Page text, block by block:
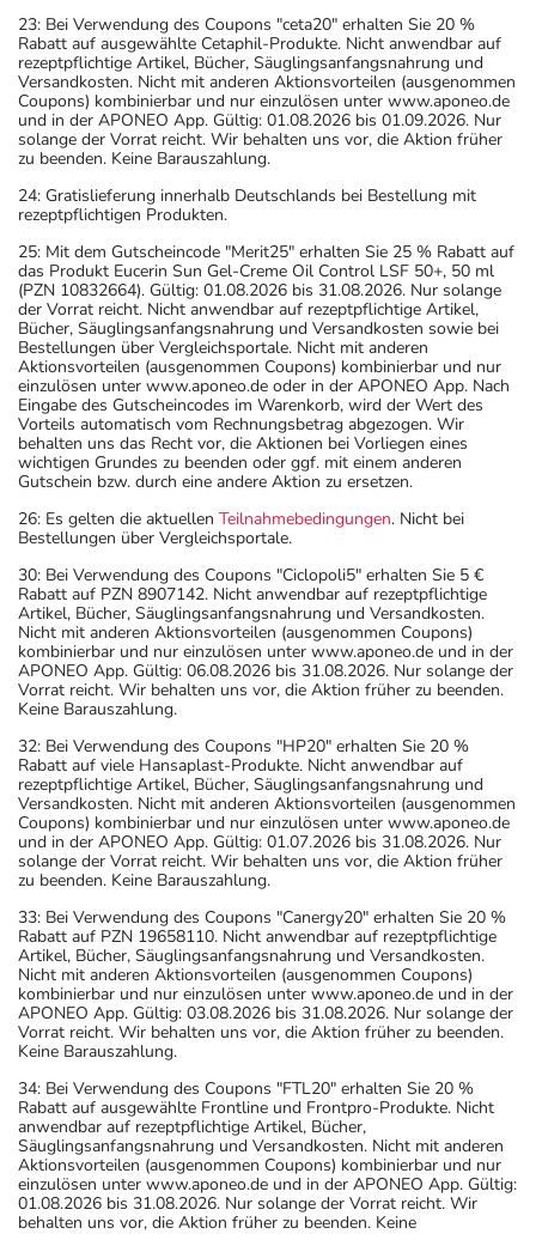
23: Bei Verwendung des Coupons "ceta20" erhalten Sie 20 %
Rabatt auf ausgewählte Cetaphil-Produkte. Nicht anwendbar auf
rezeptpflichtige Artikel, Bücher, Säuglingsanfangsnahrung und
Versandkosten. Nicht mit anderen Aktionsvorteilen (ausgenommen
Coupons) kombinierbar und nur einzulösen unter www.aponeo.de
und in der APONEO App. Gültig: 01.08.2026 bis 01.09.2026. Nur
solange der Vorrat reicht. Wir behalten uns vor, die Aktion früher
zu beenden. Keine Barauszahlung.
24: Gratislieferung innerhalb Deutschlands bei Bestellung mit
rezeptpflichtigen Produkten.
25: Mit dem Gutscheincode "Merit25" erhalten Sie 25 % Rabatt auf
das Produkt Eucerin Sun Gel-Creme Oil Control LSF 50+, 50 ml
(PZN 10832664). Gültig: 01.08.2026 bis 31.08.2026. Nur solange
der Vorrat reicht. Nicht anwendbar auf rezeptpflichtige Artikel,
Bücher, Säuglingsanfangsnahrung und Versandkosten sowie bei
Bestellungen über Vergleichsportale. Nicht mit anderen
Aktionsvorteilen (ausgenommen Coupons) kombinierbar und nur
einzulösen unter www.aponeo.de oder in der APONEO App. Nach
Eingabe des Gutscheincodes im Warenkorb, wird der Wert des
Vorteils automatisch vom Rechnungsbetrag abgezogen. Wir
behalten uns das Recht vor, die Aktionen bei Vorliegen eines
wichtigen Grundes zu beenden oder ggf. mit einem anderen
Gutschein bzw. durch eine andere Aktion zu ersetzen.
26: Es gelten die aktuellen Teilnahmebedingungen. Nicht bei
Bestellungen über Vergleichsportale.
30: Bei Verwendung des Coupons "Ciclopoli5" erhalten Sie 5 €
Rabatt auf PZN 8907142. Nicht anwendbar auf rezeptpflichtige
Artikel, Bücher, Säuglingsanfangsnahrung und Versandkosten.
Nicht mit anderen Aktionsvorteilen (ausgenommen Coupons)
kombinierbar und nur einzulösen unter www.aponeo.de und in der
APONEO App. Gültig: 06.08.2026 bis 31.08.2026. Nur solange der
Vorrat reicht. Wir behalten uns vor, die Aktion früher zu beenden.
Keine Barauszahlung.
32: Bei Verwendung des Coupons "HP20" erhalten Sie 20 %
Rabatt auf viele Hansaplast-Produkte. Nicht anwendbar auf
rezeptpflichtige Artikel, Bücher, Säuglingsanfangsnahrung und
Versandkosten. Nicht mit anderen Aktionsvorteilen (ausgenommen
Coupons) kombinierbar und nur einzulösen unter www.aponeo.de
und in der APONEO App. Gültig: 01.07.2026 bis 31.08.2026. Nur
solange der Vorrat reicht. Wir behalten uns vor, die Aktion früher
zu beenden. Keine Barauszahlung.
33: Bei Verwendung des Coupons "Canergy20" erhalten Sie 20 %
Rabatt auf PZN 19658110. Nicht anwendbar auf rezeptpflichtige
Artikel, Bücher, Säuglingsanfangsnahrung und Versandkosten.
Nicht mit anderen Aktionsvorteilen (ausgenommen Coupons)
kombinierbar und nur einzulösen unter www.aponeo.de und in der
APONEO App. Gültig: 03.08.2026 bis 31.08.2026. Nur solange der
Vorrat reicht. Wir behalten uns vor, die Aktion früher zu beenden.
Keine Barauszahlung.
34: Bei Verwendung des Coupons "FTL20" erhalten Sie 20 %
Rabatt auf ausgewählte Frontline und Frontpro-Produkte. Nicht
anwendbar auf rezeptpflichtige Artikel, Bücher,
Säuglingsanfangsnahrung und Versandkosten. Nicht mit anderen
Aktionsvorteilen (ausgenommen Coupons) kombinierbar und nur
einzulösen unter www.aponeo.de und in der APONEO App. Gültig:
01.08.2026 bis 31.08.2026. Nur solange der Vorrat reicht. Wir
behalten uns vor, die Aktion früher zu beenden. Keine